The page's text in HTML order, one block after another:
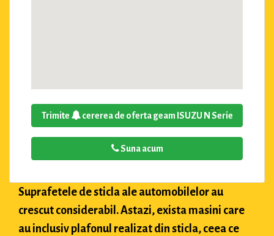
Trimite cererea de oferta geam ISUZU N Serie
Suna acum
Suprafetele de sticla ale automobilelor au
crescut considerabil. Astazi, exista masini care
au inclusiv plafonul realizat din sticla, ceea ce